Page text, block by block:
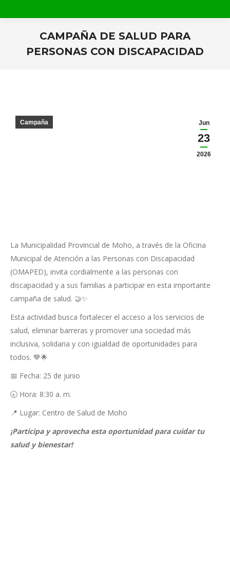
CAMPAÑA DE SALUD PARA
PERSONAS CON DISCAPACIDAD
Jun
23
2026
Campaña
La Municipalidad Provincial de Moho, a través de la Oficina
Municipal de Atención a las Personas con Discapacidad
(OMAPED), invita cordialmente a las personas con
discapacidad y a sus familias a participar en esta importante
campaña de salud. 🤝✨
Esta actividad busca fortalecer el acceso a los servicios de
salud, eliminar barreras y promover una sociedad más
inclusiva, solidaria y con igualdad de oportunidades para
todos. 💙🌟
📅 Fecha: 25 de junio
🕣 Hora: 8:30 a. m.
📍 Lugar: Centro de Salud de Moho
¡Participa y aprovecha esta oportunidad para cuidar tu
salud y bienestar!